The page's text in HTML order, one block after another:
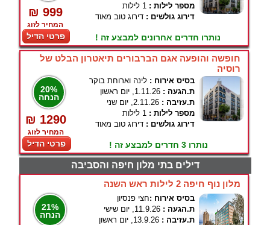
₪ 999
המחיר לזוג
פרטי הדיל
מספר לילות : 1 לילות
דירוג גולשים : דירוג טוב מאוד
נותרו חדרים אחרונים למבצע זה !
חופשה והופעה אגם הברבורים תיאטרון הבלט של
רוסיה
20%
הנחה
₪ 1290
המחיר לזוג
פרטי הדיל
בסיס אירוח : לינה וארוחת בוקר
ת.הגעה : 1.11.26, יום ראשון
ת.עזיבה : 2.11.26, יום שני
מספר לילות : 1 לילות
דירוג גולשים : דירוג טוב מאוד
נותרו 3 חדרים למבצע זה !
דילים בתי מלון חיפה והסביבה
מלון נוף חיפה 2 לילות ראש השנה
21%
הנחה
בסיס אירוח :חצי פנסיון
ת.הגעה : 11.9.26, יום שישי
ת.עזיבה : 13.9.26, יום ראשון